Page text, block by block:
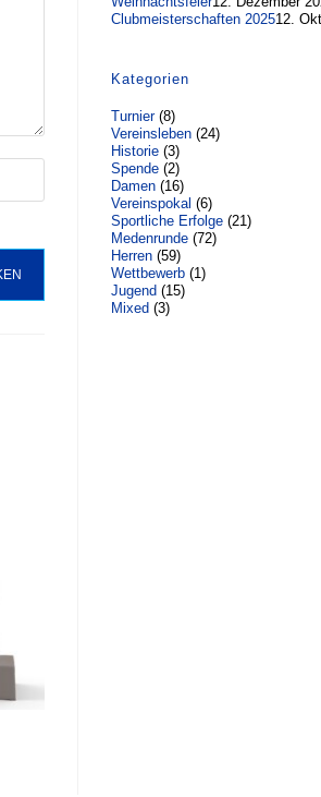
Clubmeisterschaften 202512.
Kategorien
Turnier (8)
Vereinsleben (24)
Historie (3)
Spende (2)
Damen (16)
Vereinspokal (6)
Sportliche Erfolge (21)
Medenrunde (72)
Herren (59)
Wettbewerb (1)
Jugend (15)
Mixed (3)